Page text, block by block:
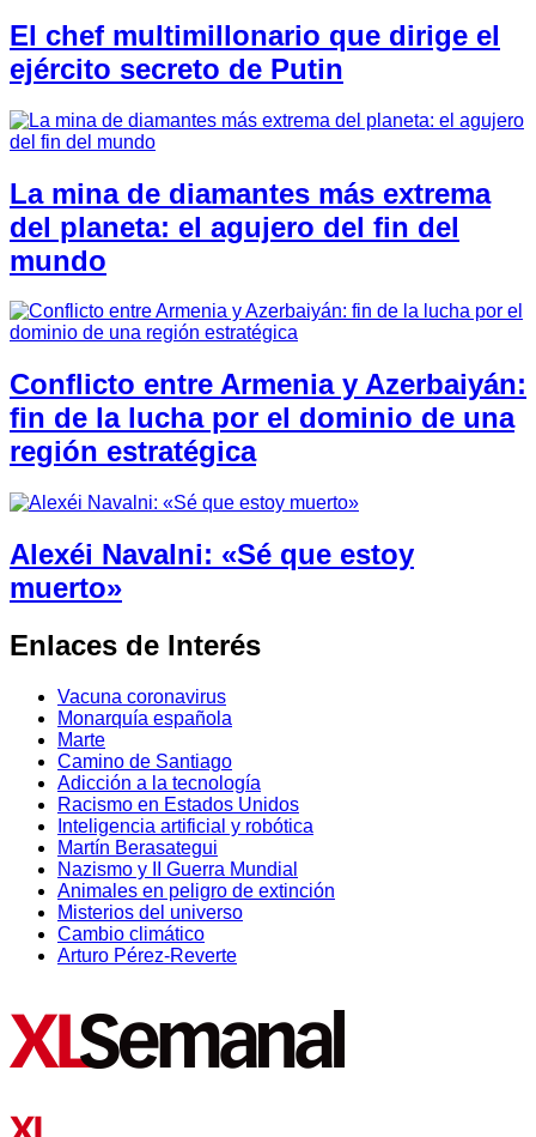
El chef multimillonario que dirige el
ejército secreto de Putin
La mina de diamantes más extrema
del planeta: el agujero del fin del
mundo
Conflicto entre Armenia y Azerbaiyán:
fin de la lucha por el dominio de una
región estratégica
Alexéi Navalni: «Sé que estoy
muerto»
Enlaces de Interés
Vacuna coronavirus
Monarquía española
Marte
Camino de Santiago
Adicción a la tecnología
Racismo en Estados Unidos
Inteligencia artificial y robótica
Martín Berasategui
Nazismo y II Guerra Mundial
Animales en peligro de extinción
Misterios del universo
Cambio climático
Arturo Pérez-Reverte